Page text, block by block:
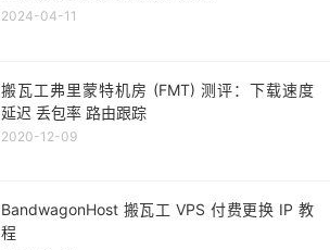
2024-04-11
搬瓦工弗里蒙特机房 (FMT) 测评：下载速度
延迟 丢包率 路由跟踪
2020-12-09
BandwagonHost 搬瓦工 VPS 付费更换 IP 教
程